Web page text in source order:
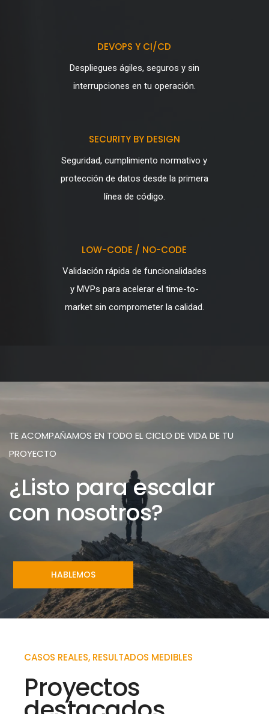
DEVOPS Y CI/CD
Despliegues ágiles, seguros y sin
interrupciones en tu operación.
SECURITY BY DESIGN
Seguridad, cumplimiento normativo y
protección de datos desde la primera
línea de código.
LOW-CODE / NO-CODE
Validación rápida de funcionalidades
y MVPs para acelerar el time-to-
market sin comprometer la calidad.
TE ACOMPAÑAMOS EN TODO EL CICLO DE VIDA DE TU
PROYECTO
¿Listo para escalar
con nosotros?
HABLEMOS
CASOS REALES, RESULTADOS MEDIBLES
Proyectos